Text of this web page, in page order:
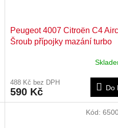
Peugeot 4007 Citroën C4
Šroub přípojky mazání turbo
488 Kč bez DPH
590 Kč Do
Kód: